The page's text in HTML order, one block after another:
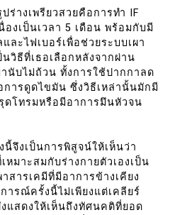
ร่างเพรียวสวยคือการทำ IF
งเป็นเวลา 5 เดือน พร้อมกับมี
ะไฟเบอร์เพื่อช่วยระบบเผา
วิธีที่เธอเลือกหลังจากผ่าน
นับไม่ถ้วน ทั้งการใช้ปากกาลด
ารดูดไขมัน ซึ่งวิธีเหล่านั้นมักมี
ดโทรมหรือมีอาการมึนหัวจน
นี้จึงเป็นการพิสูจน์ให้เห็นว่า
หมาะสมกับร่างกายตัวเองเป็น
สารเคมีที่มีอาการข้างเคียง
ารณ์ครั้งนี้ไม่เพียงแต่เคลียร์
แสดงให้เห็นถึงทัศนคติที่ยอด